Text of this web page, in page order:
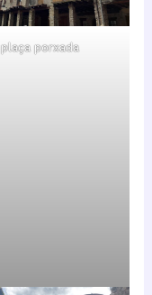
plaça porxada